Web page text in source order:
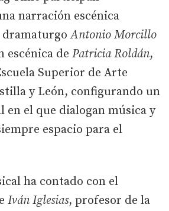
narración escénica
dramaturgoAntonio Morcillo
escénica de Patricia Roldán,
Superior de Arte
y León, configurando un
en el que dialogan música y
espacio para el
ha contado con el
Iván Iglesias, profesor de la